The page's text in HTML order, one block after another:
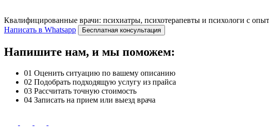
Квалифицированные врачи: психиатры, психотерапевты и психологи с
Написать в Whatsapp
Бесплатная консультация
Напишите нам, и мы поможем:
01 Оценить ситуацию по вашему описанию
02 Подобрать подходящую услугу из прайса
03 Рассчитать точную стоимость
04 Записать на прием или выезд врача